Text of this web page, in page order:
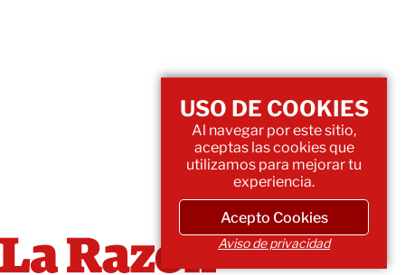
USO DE COOKIES
Al navegar por este sitio,
aceptas las cookies que
utilizamos para mejorar tu
experiencia.
Acepto Cookies
Aviso de privacidad